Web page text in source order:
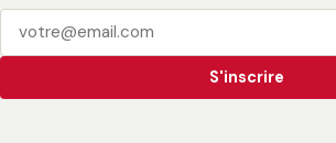
S'inscrire